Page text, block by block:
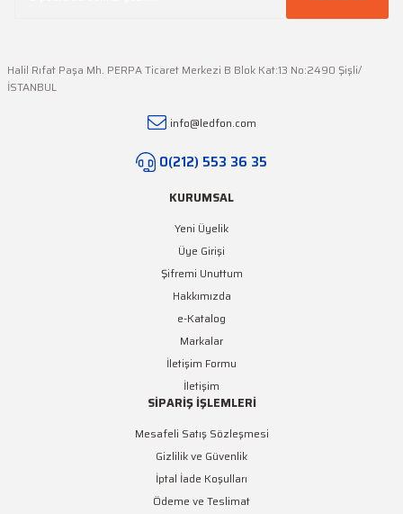
Halil Rıfat Paşa Mh. PERPA Ticaret Merkezi B Blok Kat:13 No:2490 Şişli/
İSTANBUL
info@ledfon.com
0(212) 553 36 35
KURUMSAL
Yeni Üyelik
Üye Girişi
Şifremi Unuttum
Hakkımızda
e-Katalog
Markalar
İletişim Formu
İletişim
SİPARİŞ İŞLEMLERİ
Mesafeli Satış Sözleşmesi
Gizlilik ve Güvenlik
İptal İade Koşulları
Ödeme ve Teslimat